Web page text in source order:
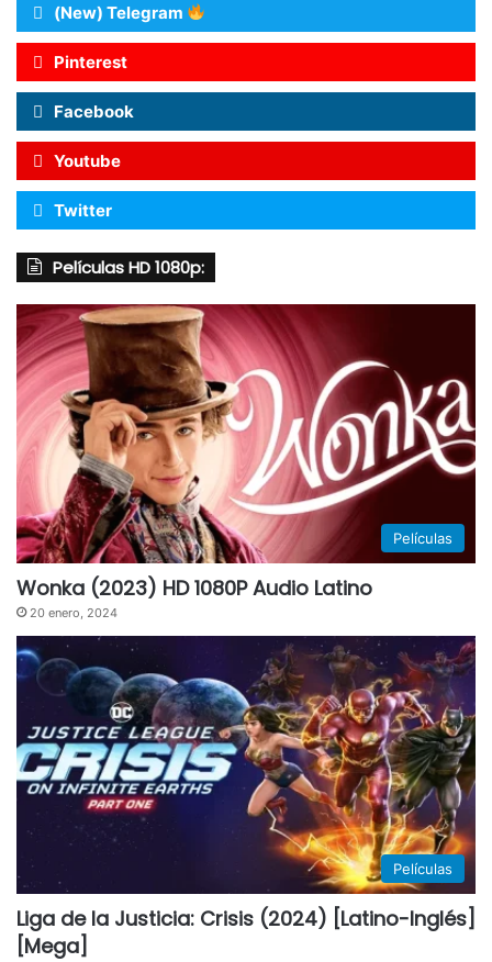
(New) Telegram
Pinterest
Facebook
Youtube
Twitter
Películas HD 1080p:
Películas
Wonka (2023) HD 1080P Audio Latino
20 enero, 2024
Películas
Liga de la Justicia: Crisis (2024) [Latino-Inglés]
[Mega]